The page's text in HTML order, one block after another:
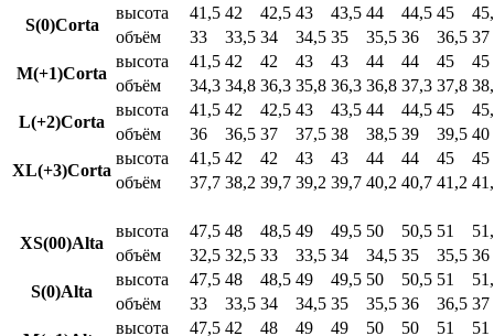
S(0)Corta
высота 41,5 42 42,5 43 43,5 44 44,5 45
объём
33 33,5 34 34,5 35 35,5 36 36,5 37
M(+1)Corta
высота 41,5 42 42 43 43 44 44 45
45
объём
34,3 34,8 36,3 35,8 36,3 36,8 37,3 37,8
L(+2)Corta
высота 41,5 42 42,5 43 43,5 44 44,5 45
объём
36 36,5 37 37,5 38 38,5 39 39,5 40
XL(+3)Corta
высота 41,5 42 42 43 43 44 44 45
45
объём
37,7 38,2 39,7 39,2 39,7 40,2 40,7 41,2
XS(00)Alta
высота 47,5 48 48,5 49 49,5 50 50,5 51
объём
32,5 32,5 33 33,5 34 34,5 35 35,5 36
S(0)Alta
высота 47,5 48 48,5 49 49,5 50 50,5 51
объём
33 33,5 34 34,5 35 35,5 36 36,5 37
высота 47,5 42 48 49 49 50 50 51
51